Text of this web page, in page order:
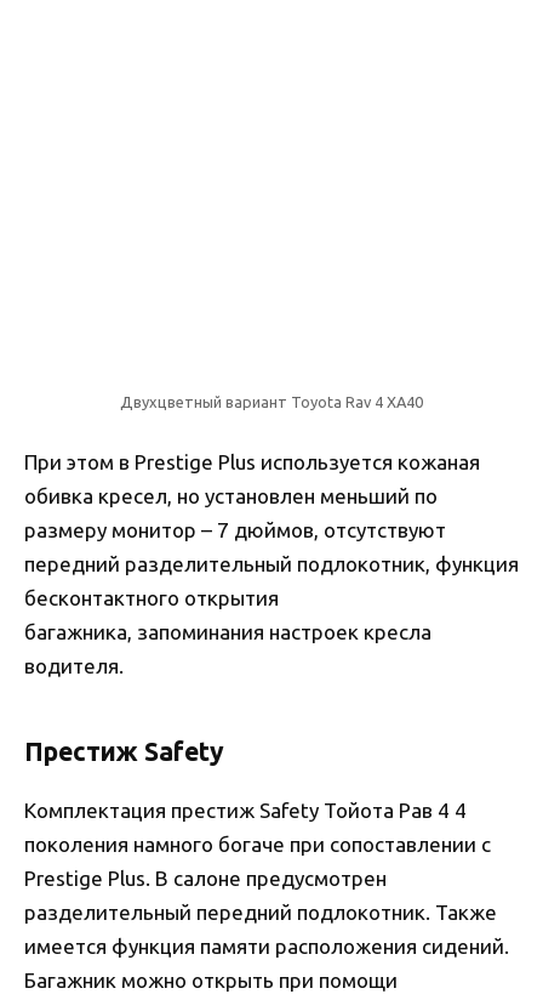
Двухцветный вариант Toyota Rav 4 XA40
При этом в Prestige Plus используется кожаная
обивка кресел, но установлен меньший по
размеру монитор – 7 дюймов, отсутствуют
передний разделительный подлокотник, функция
бесконтактного открытия
багажника, запоминания настроек кресла
водителя.
Престиж Safety
Комплектация престиж Safety Тойота Рав 4 4
поколения намного богаче при сопоставлении с
Prestige Plus. В салоне предусмотрен
разделительный передний подлокотник. Также
имеется функция памяти расположения сидений.
Багажник можно открыть при помощи